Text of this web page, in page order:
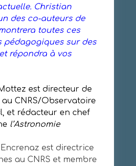
Christian
des co-auteurs de
toutes ces
pédagogiques sur des
répondra à vos
est directeur de
au CNRS/Observatoire
et rédacteur en chef
l’Astronomie
Encrenaz est directrice
au CNRS et membre